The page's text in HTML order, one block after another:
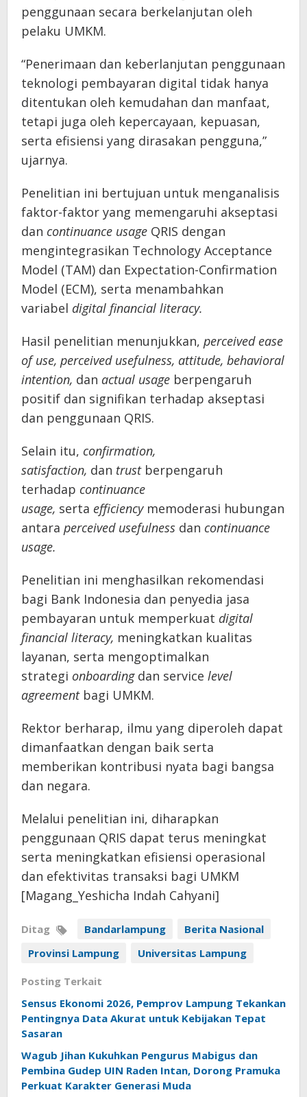
penggunaan secara berkelanjutan oleh
pelaku UMKM.
“Penerimaan dan keberlanjutan penggunaan
teknologi pembayaran digital tidak hanya
ditentukan oleh kemudahan dan manfaat,
tetapi juga oleh kepercayaan, kepuasan,
serta efisiensi yang dirasakan pengguna,”
ujarnya.
Penelitian ini bertujuan untuk menganalisis
faktor-faktor yang memengaruhi akseptasi
dan continuance usage QRIS dengan
mengintegrasikan Technology Acceptance
Model (TAM) dan Expectation-Confirmation
Model (ECM), serta menambahkan
variabel digital financial literacy.
Hasil penelitian menunjukkan, perceived ease
of use, perceived usefulness, attitude, behavioral
intention, dan actual usage berpengaruh
positif dan signifikan terhadap akseptasi
dan penggunaan QRIS.
Selain itu, confirmation,
satisfaction, dan trustberpengaruh
terhadap continuance
usage, serta efficiencymemoderasi hubungan
antara perceived usefulness dan continuance
usage.
Penelitian ini menghasilkan rekomendasi
bagi Bank Indonesia dan penyedia jasa
pembayaran untuk memperkuat digital
financial literacy, meningkatkan kualitas
layanan, serta mengoptimalkan
strategi onboardingdan service level
agreementbagi UMKM.
Rektor berharap, ilmu yang diperoleh dapat
dimanfaatkan dengan baik serta
memberikan kontribusi nyata bagi bangsa
dan negara.
Melalui penelitian ini, diharapkan
penggunaan QRIS dapat terus meningkat
serta meningkatkan efisiensi operasional
dan efektivitas transaksi bagi UMKM
[Magang_Yeshicha Indah Cahyani]
Ditag Bandarlampung
Berita Nasional
Provinsi Lampung
Universitas Lampung
Posting Terkait
Sensus Ekonomi 2026, Pemprov Lampung Tekankan
Pentingnya Data Akurat untuk Kebijakan Tepat
Sasaran
Wagub Jihan Kukuhkan Pengurus Mabigus dan
Pembina Gudep UIN Raden Intan, Dorong Pramuka
Perkuat Karakter Generasi Muda